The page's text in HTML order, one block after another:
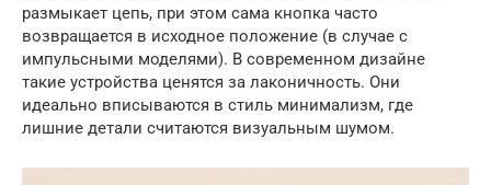
размыкает цепь, при этом сама кнопка часто
возвращается в исходное положение (в случае с
импульсными моделями). В современном дизайне
такие устройства ценятся за лаконичность. Они
идеально вписываются в стиль минимализм, где
лишние детали считаются визуальным шумом.